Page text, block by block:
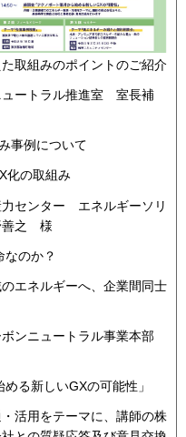
取組みのポイントのご紹介
ートラル推進室 室長補
事例について
化の取組み
センター エネルギーソリ
善之 様
のか？
エネルギーへ、企業間同士
ンニュートラル事業本部
る新しいGXの可能性」
活用をテーマに、講師の株